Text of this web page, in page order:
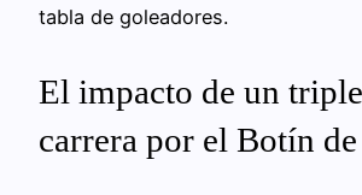
tabla de goleadores.
El impacto de un
carrera por el Botín